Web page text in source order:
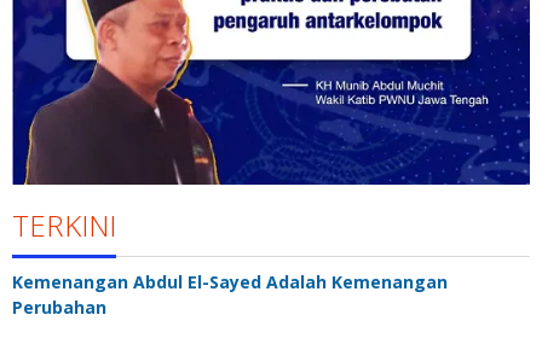
TERKINI
Kemenangan Abdul El-Sayed Adalah Kemenangan
Perubahan